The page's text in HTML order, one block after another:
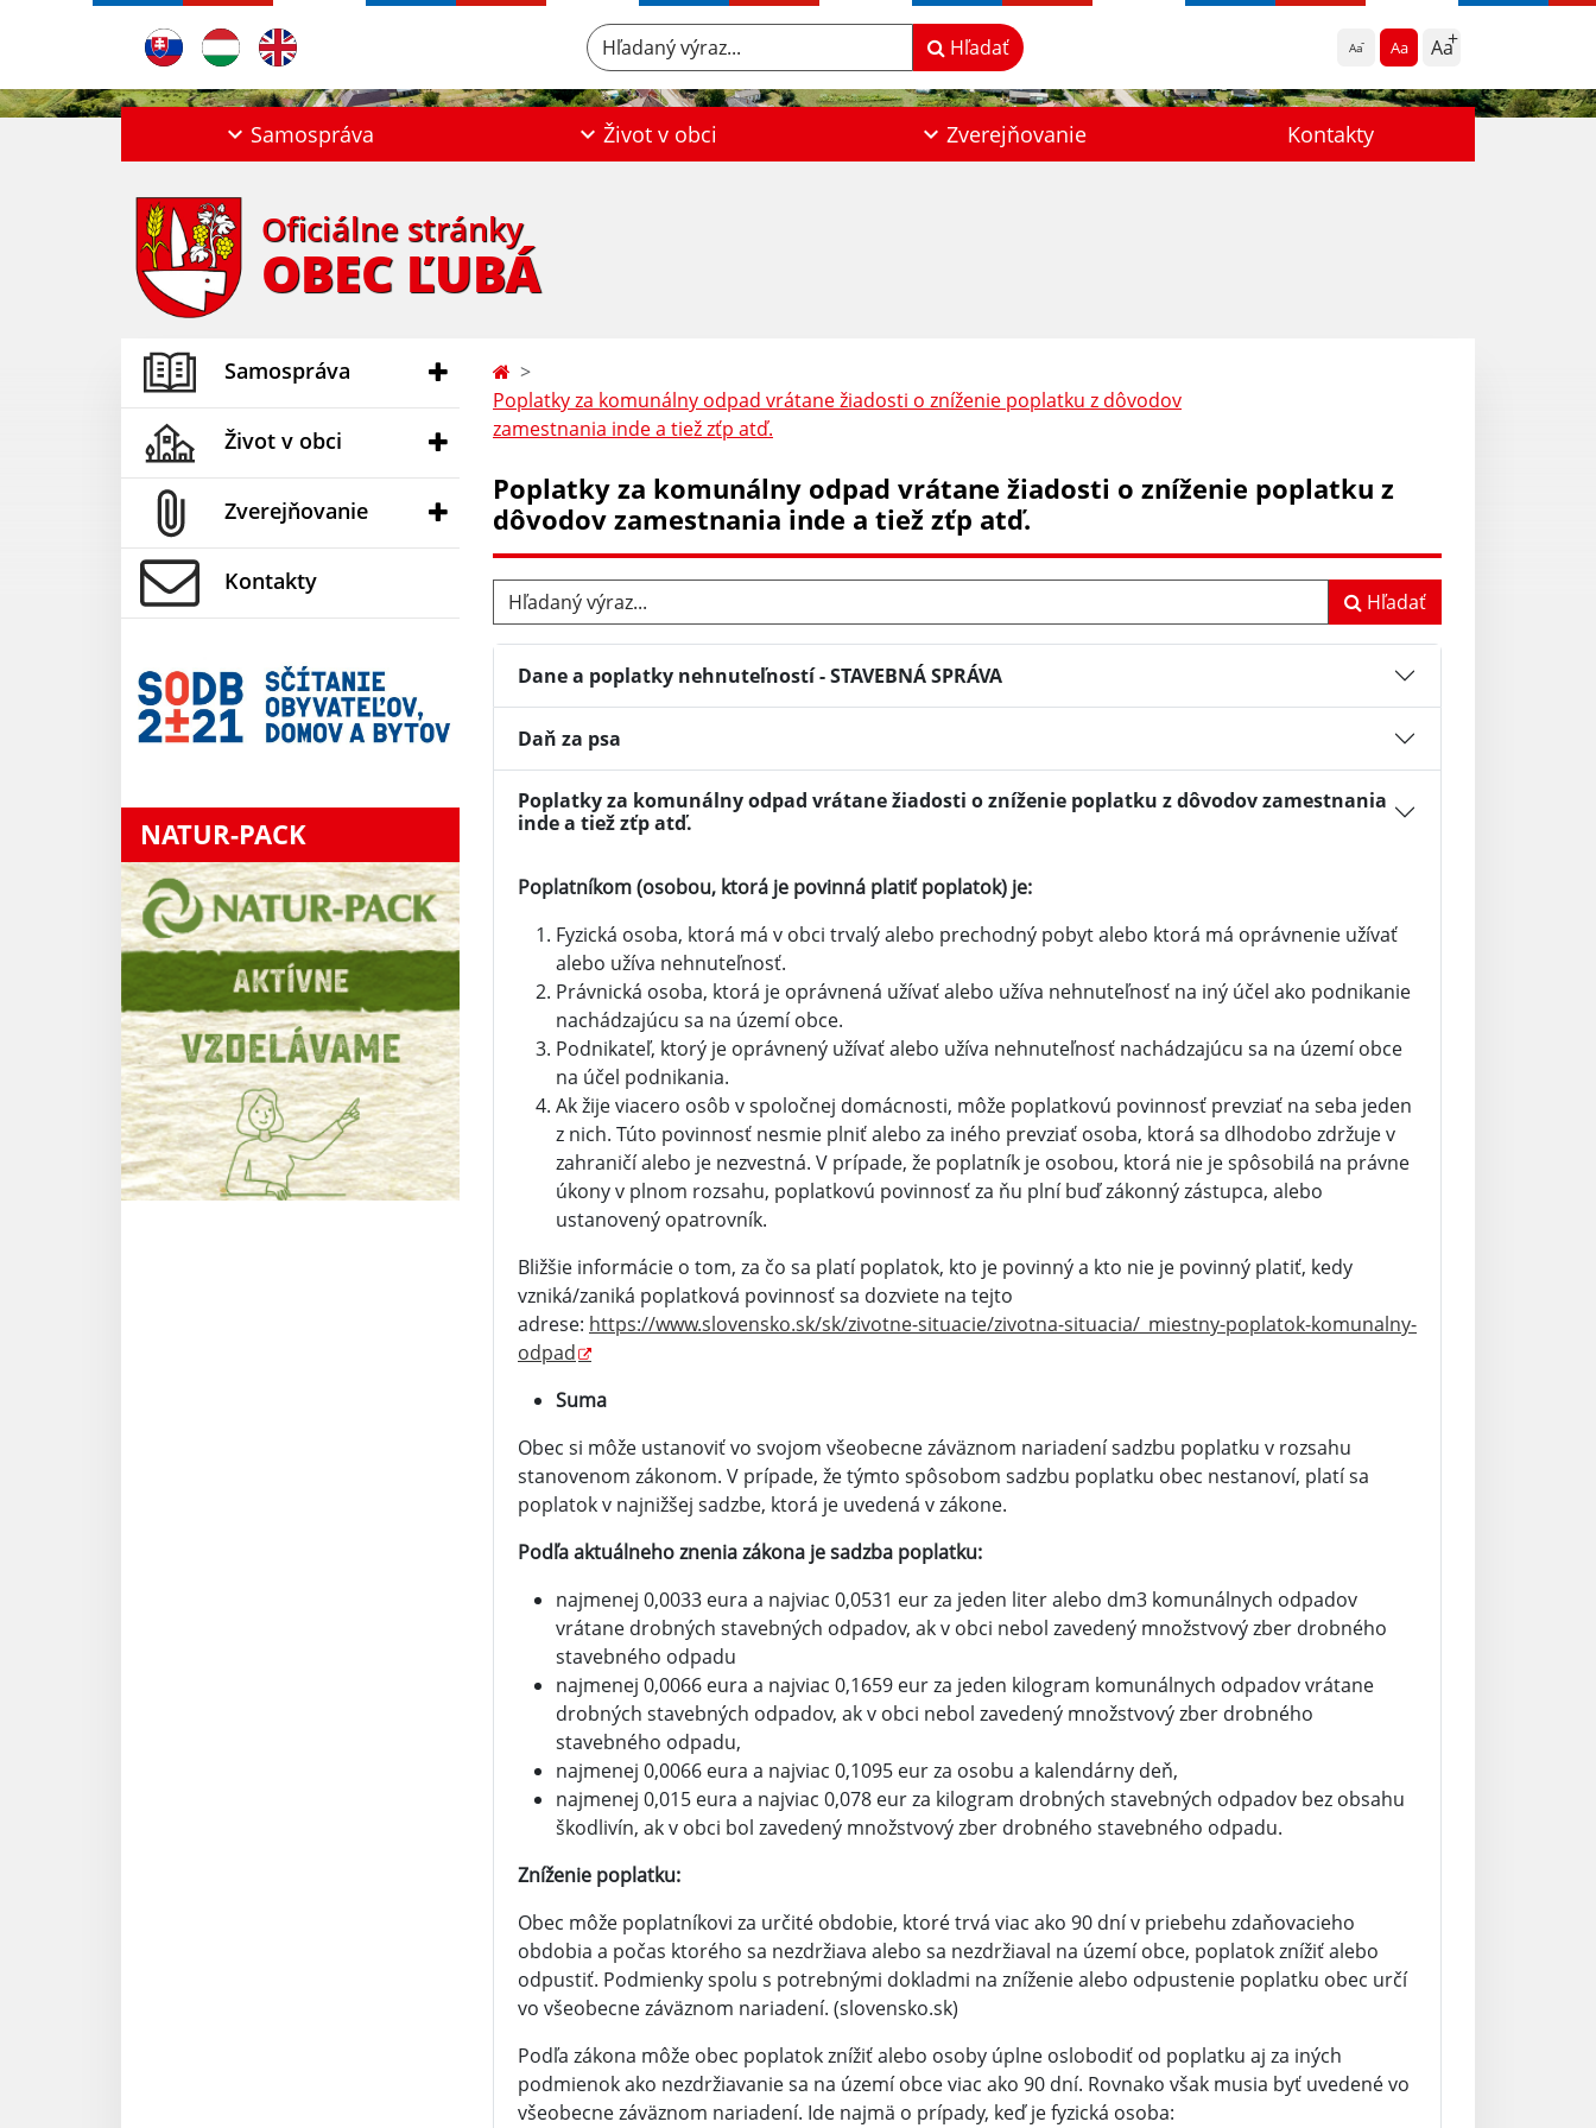
Aa Aa Aa
Hľadaný výraz... Hľadať
Samospráva Život v obci Zverejňovanie Kontakty
Oficiálne stránky
OBEC ĽUBÁ
Samospráva
Život v obci
Zverejňovanie
Kontakty
NATUR-PACK
Poplatky za komunálny odpad vrátane žiadosti o zníženie poplatku z dôvodov
zamestnania inde a tiež zťp atď.
Poplatky za komunálny odpad vrátane žiadosti o zníženie poplatku z
dôvodov zamestnania inde a tiež zťp atď.
Hľadaný výraz... Hľadať
Dane a poplatky nehnuteľností - STAVEBNÁ SPRÁVA
Daň za psa
Poplatky za komunálny odpad vrátane žiadosti o zníženie poplatku z dôvodov zamestnania
inde a tiež zťp atď.
Poplatníkom (osobou, ktorá je povinná platiť poplatok) je:
Fyzická osoba, ktorá má v obci trvalý alebo prechodný pobyt alebo ktorá má oprávnenie užívať
alebo užíva nehnuteľnosť.
Právnická osoba, ktorá je oprávnená užívať alebo užíva nehnuteľnosť na iný účel ako podnikanie
nachádzajúcu sa na území obce.
Podnikateľ, ktorý je oprávnený užívať alebo užíva nehnuteľnosť nachádzajúcu sa na území obce
na účel podnikania.
Ak žije viacero osôb v spoločnej domácnosti, môže poplatkovú povinnosť prevziať na seba jeden
z nich. Túto povinnosť nesmie plniť alebo za iného prevziať osoba, ktorá sa dlhodobo zdržuje v
zahraničí alebo je nezvestná. V prípade, že poplatník je osobou, ktorá nie je spôsobilá na právne
úkony v plnom rozsahu, poplatkovú povinnosť za ňu plní buď zákonný zástupca, alebo
ustanovený opatrovník.
Bližšie informácie o tom, za čo sa platí poplatok, kto je povinný a kto nie je povinný platiť, kedy
vzniká/zaniká poplatková povinnosť sa dozviete na tejto
adrese: https://www.slovensko.sk/sk/zivotne-situacie/zivotna-situacia/_miestny-poplatok-komunalny-
odpad
Suma
Obec si môže ustanoviť vo svojom všeobecne záväznom nariadení sadzbu poplatku v rozsahu
stanovenom zákonom. V prípade, že týmto spôsobom sadzbu poplatku obec nestanoví, platí sa
poplatok v najnižšej sadzbe, ktorá je uvedená v zákone.
Podľa aktuálneho znenia zákona je sadzba poplatku:
najmenej 0,0033 eura a najviac 0,0531 eur za jeden liter alebo dm3 komunálnych odpadov
vrátane drobných stavebných odpadov, ak v obci nebol zavedený množstvový zber drobného
stavebného odpadu
najmenej 0,0066 eura a najviac 0,1659 eur za jeden kilogram komunálnych odpadov vrátane
drobných stavebných odpadov, ak v obci nebol zavedený množstvový zber drobného
stavebného odpadu,
najmenej 0,0066 eura a najviac 0,1095 eur za osobu a kalendárny deň,
najmenej 0,015 eura a najviac 0,078 eur za kilogram drobných stavebných odpadov bez obsahu
škodlivín, ak v obci bol zavedený množstvový zber drobného stavebného odpadu.
Zníženie poplatku:
Obec môže poplatníkovi za určité obdobie, ktoré trvá viac ako 90 dní v priebehu zdaňovacieho
obdobia a počas ktorého sa nezdržiava alebo sa nezdržiaval na území obce, poplatok znížiť alebo
odpustiť. Podmienky spolu s potrebnými dokladmi na zníženie alebo odpustenie poplatku obec určí
vo všeobecne záväznom nariadení. (slovensko.sk)
Podľa zákona môže obec poplatok znížiť alebo osoby úplne oslobodiť od poplatku aj za iných
podmienok ako nezdržiavanie sa na území obce viac ako 90 dní. Rovnako však musia byť uvedené vo
všeobecne záväznom nariadení. Ide najmä o prípady, keď je fyzická osoba: